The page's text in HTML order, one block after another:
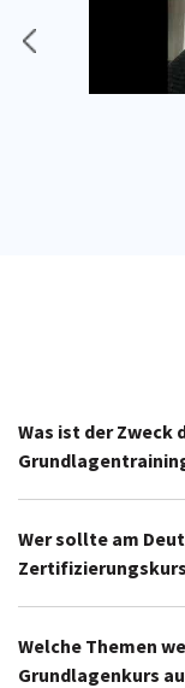
Was ist der Zweck
Wer sollte am
Welche Themen
Grundlagenkurs